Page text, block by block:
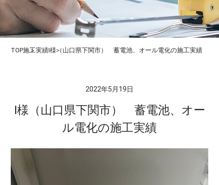
TOP施工実績I様（山口県下関市） 蓄電池、オール電化の施工実績
2022年5月19日
I様（山口県下関市） 蓄電池、オー
ル電化の施工実績